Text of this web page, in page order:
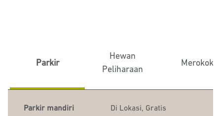
Parkir
Hewan
Peliharaan
Merokok
Parkir mandiri Di Lokasi, Gratis